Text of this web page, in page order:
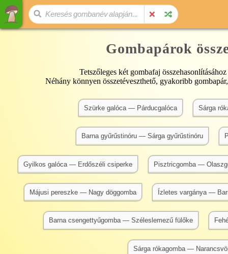
Gombapárok
Tetszőleges két gombafaj
Néhány könnyen összetéveszthető, gyakoribb
Szürke galóca — Párducgalóca Sárga
Barna gyűrűstinóru — Sárga gyűrűstinóru
Gyilkos galóca — Erdőszéli csiperke Pisztricgomba —
Májusi pereszke — Nagy döggomba Ízletes vargánya —
Barna csengettyűgomba — Széleslemezű fülőke
Sárga rókagomba —